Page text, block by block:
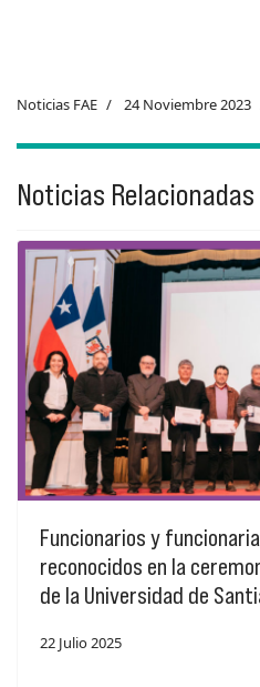
Noticias FAE 24 Noviembre 2023
Noticias Relacionadas
Funcionarios y
reconocidos en la
de la Universidad de
22 Julio 2025